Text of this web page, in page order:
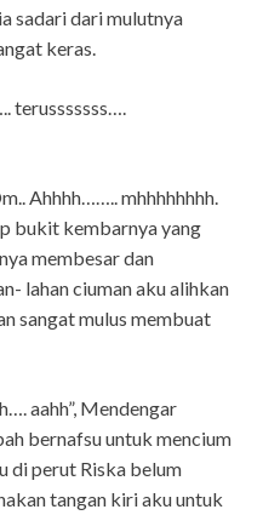
sadari dari mulutnya
keras.
terusssssss….
Ahhhh…….. mhhhhhhhh.
bukit kembarnya yang
membesar dan
lahan ciuman aku alihkan
sangat mulus membuat
aahh”, Mendengar
bernafsu untuk mencium
di perut Riska belum
tangan kiri aku untuk